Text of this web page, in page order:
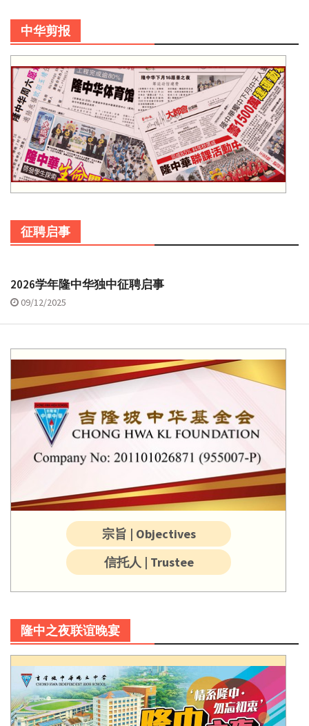
中华剪报
征聘启事
2026学年隆中华独中征聘启事
09/12/2025
宗旨 | Objectives
信托人 | Trustee
隆中之夜联谊晚宴